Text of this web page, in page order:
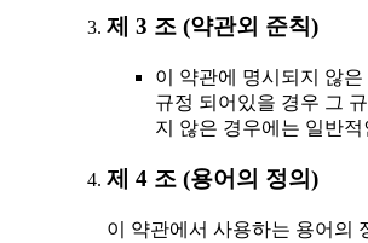
제 3 조 (약관외 준칙)
이 약관에 명시되지 않은
규정 되어있을 경우 그
지 않은 경우에는 일반
제 4 조 (용어의 정의)
이 약관에서 사용하는 용어의